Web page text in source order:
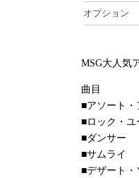
オプション
MSG大人気
曲目
■アソート・
■ロック・ユ
■ダンサー
■サムライ
■デザート・